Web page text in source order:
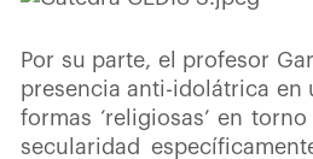
Por su parte, el profesor
presencia anti-idolátrica en
formas ‘religiosas’ en
secularidad